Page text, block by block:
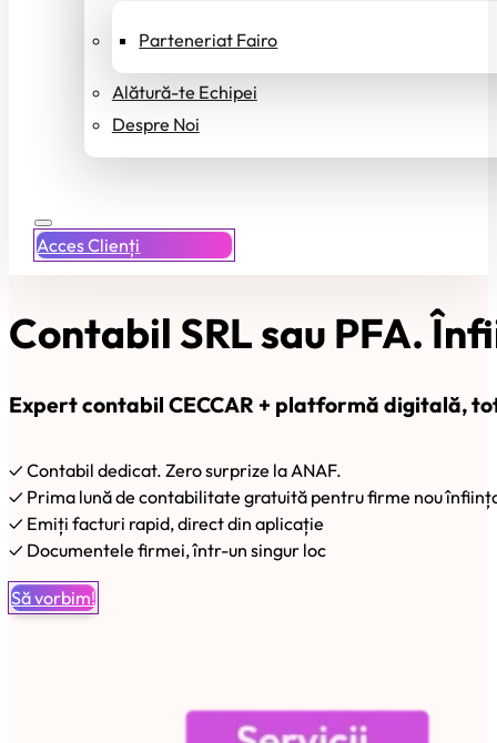
Parteneriat Fairo
Alătură-te Echipei
Despre Noi
Acces Clienți
Contabil SRL sau PFA.
Expert contabil CECCAR + platformă digitală,
✓ Contabil dedicat. Zero surprize la ANAF.
✓ Prima lună de contabilitate gratuită pentru firme nou
✓ Emiți facturi rapid, direct din aplicație
✓ Documentele firmei, într-un singur loc
Să vorbim!